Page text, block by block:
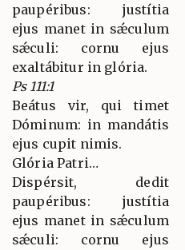
paupéribus: justítia
ejus manet in sǽculum
sǽculi: cornu ejus
exaltábitur in glória.
Ps 111:1
Beátus vir, qui timet
Dóminum: in mandátis
ejus cupit nimis.
Glória Patri…
Dispérsit, dedit
paupéribus: justítia
ejus manet in sǽculum
sǽculi: cornu ejus